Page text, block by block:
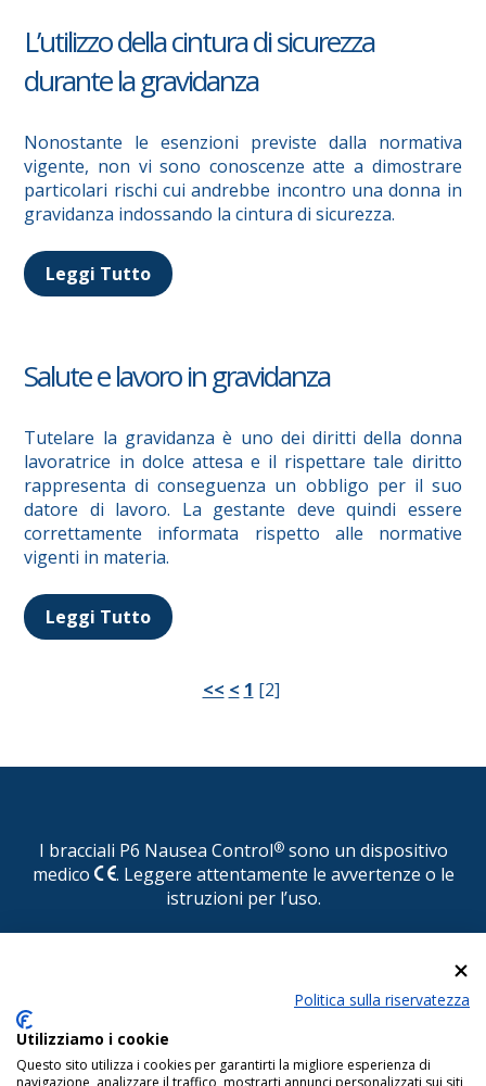
L’utilizzo della cintura di sicurezza
durante la gravidanza
Nonostante le esenzioni previste dalla normativa
vigente, non vi sono conoscenze atte a dimostrare
particolari rischi cui andrebbe incontro una donna in
gravidanza indossando la cintura di sicurezza.
Leggi Tutto
Salute e lavoro in gravidanza
Tutelare la gravidanza è uno dei diritti della donna
lavoratrice in dolce attesa e il rispettare tale diritto
rappresenta di conseguenza un obbligo per il suo
datore di lavoro. La gestante deve quindi essere
correttamente informata rispetto alle normative
vigenti in materia.
Leggi Tutto
<< < 1 [2]
I bracciali P6 Nausea Control®sono un dispositivo
medico
. Leggere attentamente le avvertenze o le
istruzioni per l’uso.
DISTRIBUITO IN ITALIA DA CONSULTEAM s.r.l. Via
Pasquale Paoli, 1 - 22100 COMO - Tel.
031.525522/525510 - Fax 031.525484 - E-mail:
info@consulteamsas.com
Politica sulla riservatezza
Utilizziamo i cookie
Questo sito utilizza i cookies per garantirti la migliore esperienza di
navigazione, analizzare il traffico, mostrarti annunci personalizzati sui siti